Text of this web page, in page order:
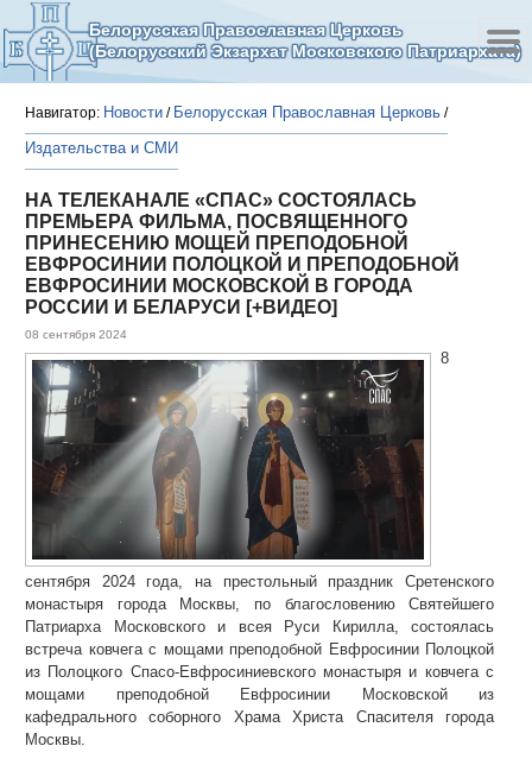
Белорусская Православная Церковь
(Белорусский Экзархат Московского Патриархата)
Навигатор: Новости / Белорусская Православная Церковь /
Издательства и СМИ
НА ТЕЛЕКАНАЛЕ «СПАС» СОСТОЯЛАСЬ
ПРЕМЬЕРА ФИЛЬМА, ПОСВЯЩЕННОГО
ПРИНЕСЕНИЮ МОЩЕЙ ПРЕПОДОБНОЙ
ЕВФРОСИНИИ ПОЛОЦКОЙ И ПРЕПОДОБНОЙ
ЕВФРОСИНИИ МОСКОВСКОЙ В ГОРОДА
РОССИИ И БЕЛАРУСИ [+ВИДЕО]
08 сентября 2024
8
сентября 2024 года, на престольный праздник Сретенского
монастыря города Москвы, по благословению Святейшего
Патриарха Московского и всея Руси Кирилла, состоялась
встреча ковчега с мощами преподобной Евфросинии Полоцкой
из Полоцкого Спасо-Евфросиниевского монастыря и ковчега с
мощами преподобной Евфросинии Московской из
кафедрального соборного Храма Христа Спасителя города
Москвы.